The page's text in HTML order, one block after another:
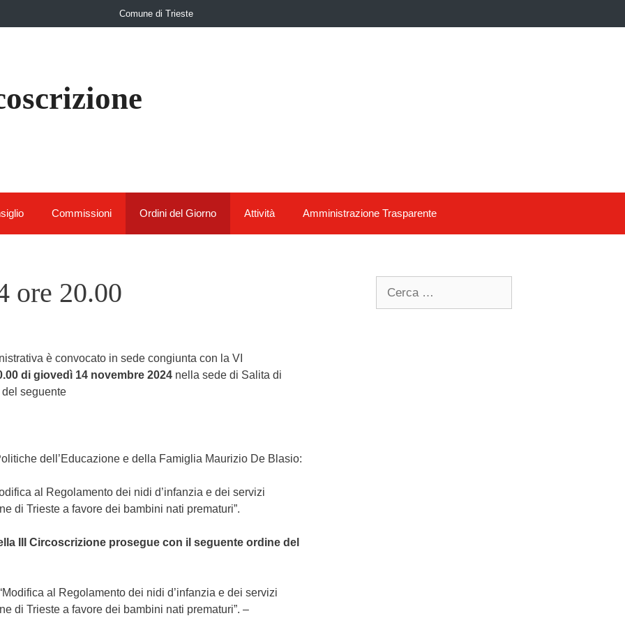
Comune di Trieste
Commissioni Ordini del Giorno Attività Amministrazione Trasparente
ore 20.00
è convocato in sede congiunta con la VI
di giovedì 14 novembre 2024 nella sede di Salita di
seguente
dell’Educazione e della Famiglia Maurizio De Blasio:
al Regolamento dei nidi d’infanzia e dei servizi
di Trieste a favore dei bambini nati prematuri”.
III Circoscrizione prosegue con il seguente ordine del
al Regolamento dei nidi d’infanzia e dei servizi
di Trieste a favore dei bambini nati prematuri”. –